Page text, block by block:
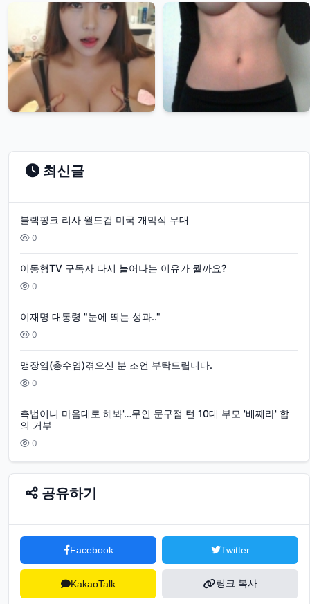
최신글
블랙핑크 리사 월드컵 미국 개막식 무대
0
이동형TV 구독자 다시 늘어나는 이유가 뭘까요?
0
이재명 대통령 "눈에 띄는 성과.."
0
맹장염(충수염)겪으신 분 조언 부탁드립니다.
0
촉법이니 마음대로 해봐'…무인 문구점 턴 10대 부모 '배째라' 합
의 거부
0
공유하기
Facebook Twitter
KakaoTalk 링크 복사